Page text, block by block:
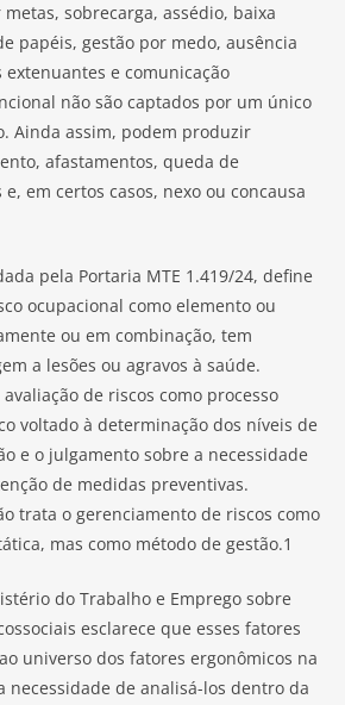
sobrecarga, assédio, baixa
papéis, gestão por medo, ausência
e comunicação
não são captados por um único
Ainda assim, podem produzir
afastamentos, queda de
em certos casos, nexo ou concausa
pela Portaria MTE 1.419/24, define
ocupacional como elemento ou
ou em combinação, tem
a lesões ou agravos à saúde.
de riscos como processo
voltado à determinação dos níveis de
e o julgamento sobre a necessidade
de medidas preventivas.
trata o gerenciamento de riscos como
mas como método de gestão.1
do Trabalho e Emprego sobre
esclarece que esses fatores
universo dos fatores ergonômicos na
necessidade de analisá-los dentro da